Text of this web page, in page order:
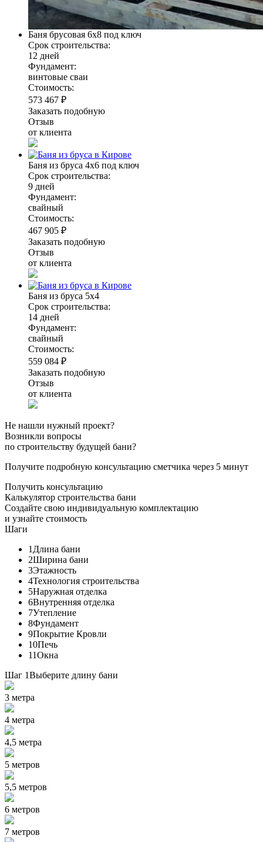
Баня брусовая 6х8 под ключ
Срок строительства:
12 дней
Фундамент:
винтовые сваи
Стоимость:
573 467 ₽
Заказать подобную
Отзыв
от клиента
Баня из бруса 4х6 под ключ
Срок строительства:
9 дней
Фундамент:
свайный
Стоимость:
467 905 ₽
Заказать подобную
Отзыв
от клиента
Баня из бруса 5х4
Срок строительства:
14 дней
Фундамент:
свайный
Стоимость:
559 084 ₽
Заказать подобную
Отзыв
от клиента
Не нашли нужный проект?
Возникли вопросы
по строительству будущей бани?
Получите подробную консультацию сметчика через 5 минут
Получить консультацию
Калькулятор строительства бани
Создайте свою индивидуальную комплектацию
и узнайте стоимость
Шаги
1 Длина бани
2Ширина бани
3Этажность
4Технология строительства
5Наружная отделка
6Внутренняя отделка
7Утепление
8Фундамент
9Покрытие Кровли
10Печь
11Окна
Шаг 1Выберите длину бани
3 метра
4 метра
4,5 метра
5 метров
5,5 метров
6 метров
7 метров